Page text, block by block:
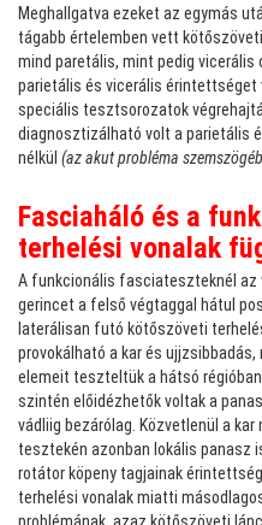
Meghallgatva ezeket az egymás
tágabb értelemben vett
mind paretális, mint pedig vicerális
parietális és vicerális érintettséget
speciális tesztsorozatok
diagnosztizálható volt a parietális
nélkül (az akut probléma
Fasciaháló és a
terhelési vonalak
A funkcionális fasciateszteknél az
gerincet a felső végtaggal hátul
laterálisan futó kötőszöveti
provokálható a kar és
elemeit teszteltük a hátsó
szintén előidézhetők voltak a
vádliig bezárólag. Közvetlenül a
tesztekén azonban lokális panasz
rotátor köpeny tagjainak
terhelési vonalak miatti